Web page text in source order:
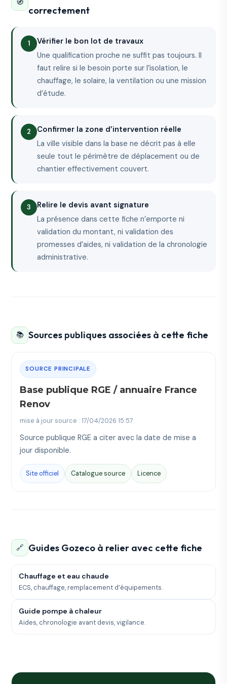
🧭
correctement
Vérifier le bon lot de travaux
Une qualification proche ne suffit pas toujours. Il
faut relire si le besoin porte sur l’isolation, le
chauffage, le solaire, la ventilation ou une mission
d’étude.
Confirmer la zone d’intervention réelle
La ville visible dans la base ne décrit pas à elle
seule tout le périmètre de déplacement ou de
chantier effectivement couvert.
Relire le devis avant signature
La présence dans cette fiche n’emporte ni
validation du montant, ni validation des
promesses d’aides, ni validation de la chronologie
administrative.
📚 Sources publiques associées à cette fiche
SOURCE PRINCIPALE
Base publique RGE / annuaire France
Renov
mise à jour source : 17/04/2026 15:57
Source publique RGE a citer avec la date de mise a
jour disponible.
Site officiel Catalogue source Licence
🔗 Guides Gozeco à relier avec cette fiche
Chauffage et eau chaude
ECS, chauffage, remplacement d’équipements.
Guide pompe à chaleur
Aides, chronologie avant devis, vigilance.